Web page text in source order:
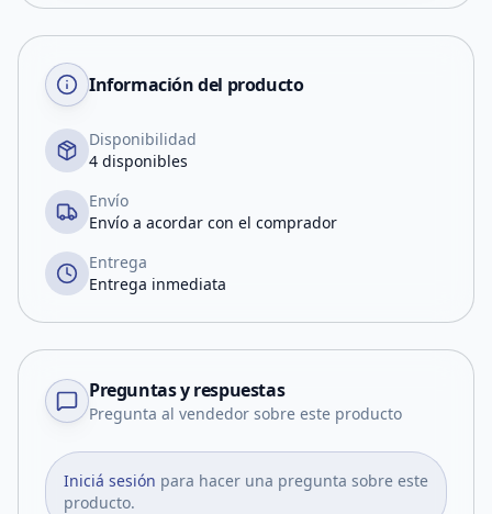
Información del producto
Disponibilidad
4 disponibles
Envío
Envío a acordar con el comprador
Entrega
Entrega inmediata
Preguntas y respuestas
Pregunta al vendedor sobre este producto
Iniciá sesión para hacer una pregunta sobre este
producto.